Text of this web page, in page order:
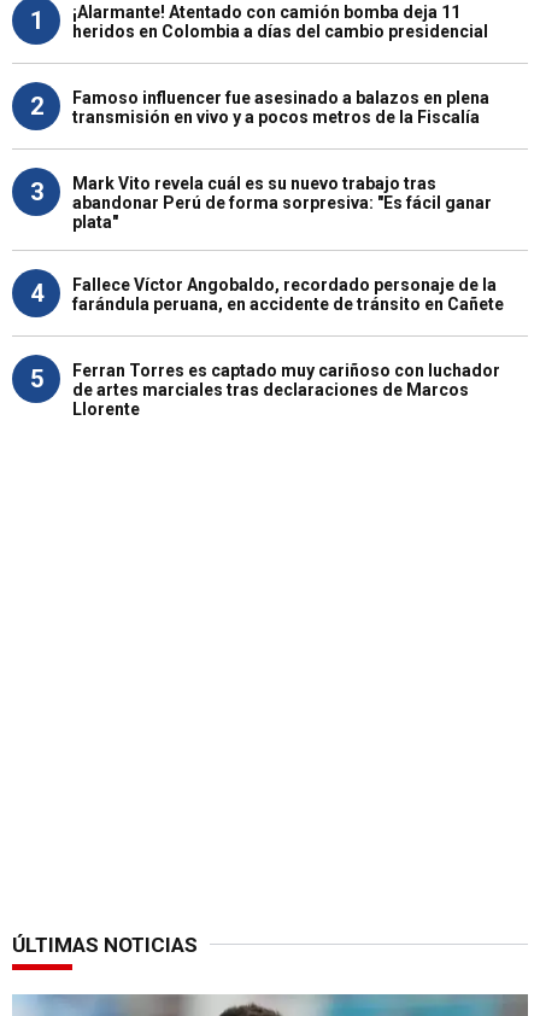
1
¡Alarmante! Atentado con camión bomba deja 11
heridos en Colombia a días del cambio presidencial
2
Famoso influencer fue asesinado a balazos en plena
transmisión en vivo y a pocos metros de la Fiscalía
3
Mark Vito revela cuál es su nuevo trabajo tras
abandonar Perú de forma sorpresiva: "Es fácil ganar
plata"
4
Fallece Víctor Angobaldo, recordado personaje de la
farándula peruana, en accidente de tránsito en Cañete
5
Ferran Torres es captado muy cariñoso con luchador
de artes marciales tras declaraciones de Marcos
Llorente
ÚLTIMAS NOTICIAS